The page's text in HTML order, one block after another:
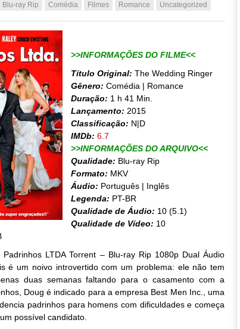
Blu-ray Rip Comédia Filmes Romance Uncategorized
>>INFORMAÇÕES DO FILME<<
Título Original: The Wedding Ringer
Gênero: Comédia | Romance
Duração: 1 h 41 Min.
Lançamento: 2015
Classificação: N|D
IMDb: 6.7
>>INFORMAÇÕES DO ARQUIVO<<
Qualidade: Blu-ray Rip
Formato: MKV
Áudio: Português | Inglês
Legenda: PT-BR
Qualidade de Áudio: 10 (5.1)
Qualidade de Vídeo: 10
Padrinhos LTDA Torrent – Blu-ray Rip 1080p Dual Áudio
é um noivo introvertido com um problema: ele não tem
duas semanas faltando para o casamento com a
Doug é indicado para a empresa Best Men Inc., uma
padrinhos para homens com dificuldades e começa
possível candidato.